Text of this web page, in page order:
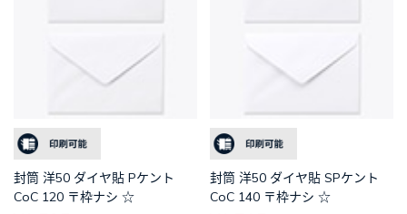
封筒 洋50 ダイヤ貼 Pケント
CoC 120 〒枠ナシ ☆
封筒 洋50 ダイヤ貼 SPケント
CoC 140 〒枠ナシ ☆